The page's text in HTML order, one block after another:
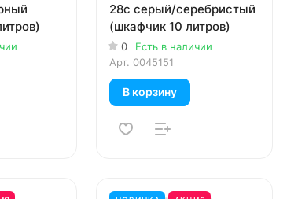
28c серый/серебристый
(шкафчик 10 литров)
0
Есть в наличии
Арт. 0045151
В корзину